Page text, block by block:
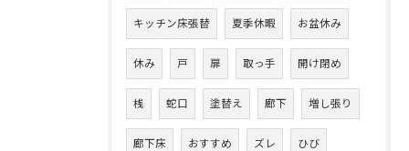
キッチン床張替 夏季休暇 お盆休み
休み 戸 扉 取っ手 開け閉め
桟 蛇口 塗替え 廊下 増し張り
廊下床 おすすめ ズレ ひび